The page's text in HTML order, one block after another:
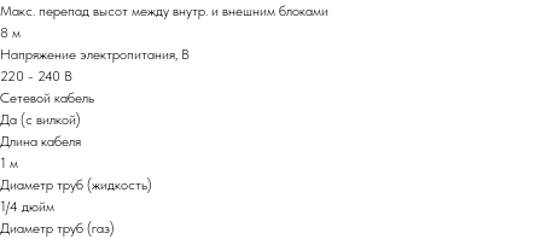
Макс. перепад высот между внутр. и внешним блоками
8 м
Напряжение электропитания, В
220 - 240 В
Сетевой кабель
Да (с вилкой)
Длина кабеля
1 м
Диаметр труб (жидкость)
1/4 дюйм
Диаметр труб (газ)